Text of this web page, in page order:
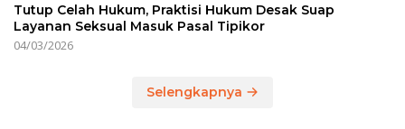
Tutup Celah Hukum, Praktisi Hukum Desak Suap
Layanan Seksual Masuk Pasal Tipikor
04/03/2026
Selengkapnya